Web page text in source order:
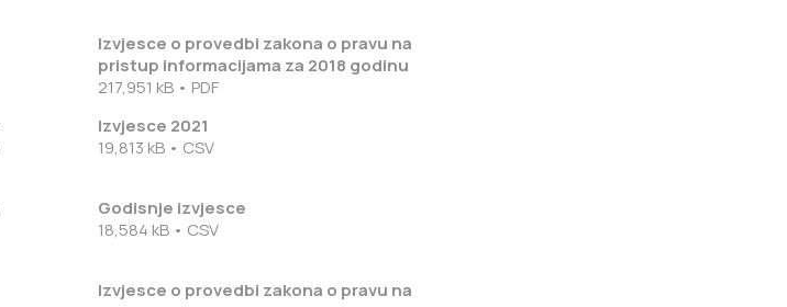
Izvjesce o provedbi zakona o pravu na
pristup informacijama za 2018 godinu
217,951 kB • PDF
Izvjesce 2021
19,813 kB • CSV
Godisnje izvjesce
18,584 kB • CSV
Izvjesce o provedbi zakona o pravu na